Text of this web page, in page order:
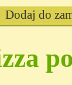
Dodaj do